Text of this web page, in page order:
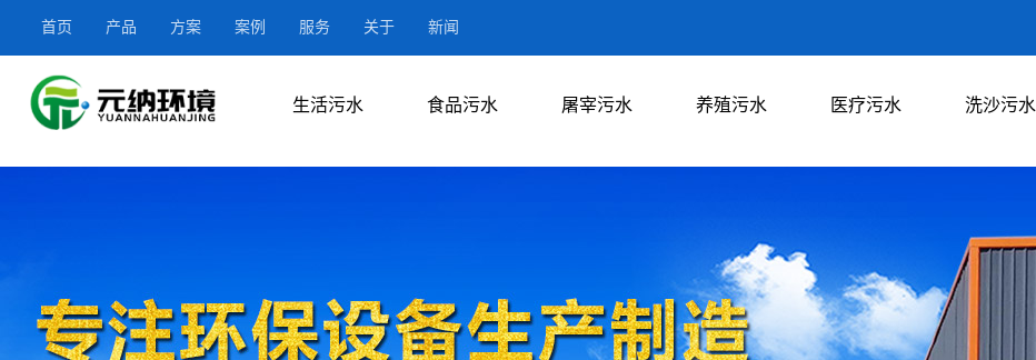
首页 产品 方案 案例 服务 关于 新闻
生活污水 食品污水 屠宰污水 养殖污水 医疗污水 洗沙污水